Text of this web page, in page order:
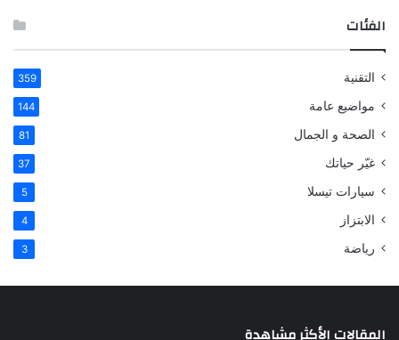
الفئات
التقنية 359
مواضيع عامة 144
الصحة و الجمال 81
غيّر حياتك 37
سيارات تيسلا 5
الابتزاز 4
رياضة 3
المقالات الأكثر مشاهدة